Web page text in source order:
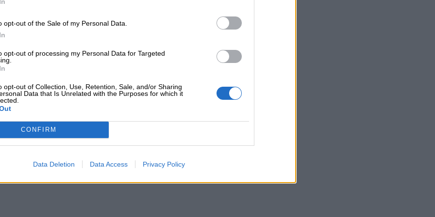
opt-out of the Sale of my Personal Data.
opt-out of processing my Personal Data for Targeted
opt-out of Collection, Use, Retention, Sale, and/or Sharing
Data that Is Unrelated with the Purposes for which it
CONFIRM
Data Deletion Data Access Privacy Policy
εταιρίες και τράπεζες που
καλύπτοντας και τα θέματα
Τραπεζικό Ινστιτούτο και
διαμεσολαβούντων.
του EFICERT, και με την
τοnextdeal.gr
στο Google
ΝΤΥΝΑΝ»